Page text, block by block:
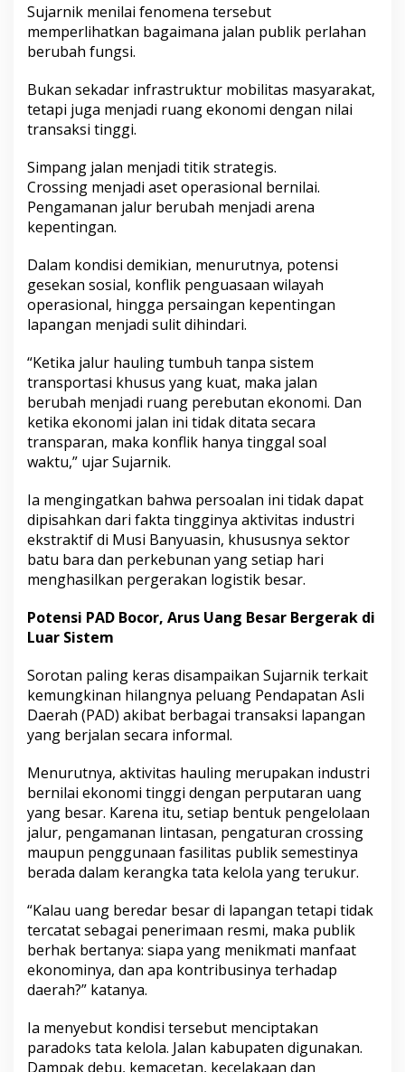
Sujarnik menilai fenomena tersebut
memperlihatkan bagaimana jalan publik perlahan
berubah fungsi.
Bukan sekadar infrastruktur mobilitas masyarakat,
tetapi juga menjadi ruang ekonomi dengan nilai
transaksi tinggi.
Simpang jalan menjadi titik strategis.
Crossing menjadi aset operasional bernilai.
Pengamanan jalur berubah menjadi arena
kepentingan.
Dalam kondisi demikian, menurutnya, potensi
gesekan sosial, konflik penguasaan wilayah
operasional, hingga persaingan kepentingan
lapangan menjadi sulit dihindari.
“Ketika jalur hauling tumbuh tanpa sistem
transportasi khusus yang kuat, maka jalan
berubah menjadi ruang perebutan ekonomi. Dan
ketika ekonomi jalan ini tidak ditata secara
transparan, maka konflik hanya tinggal soal
waktu,” ujar Sujarnik.
Ia mengingatkan bahwa persoalan ini tidak dapat
dipisahkan dari fakta tingginya aktivitas industri
ekstraktif di Musi Banyuasin, khususnya sektor
batu bara dan perkebunan yang setiap hari
menghasilkan pergerakan logistik besar.
Potensi PAD Bocor, Arus Uang Besar Bergerak di
Luar Sistem
Sorotan paling keras disampaikan Sujarnik terkait
kemungkinan hilangnya peluang Pendapatan Asli
Daerah (PAD) akibat berbagai transaksi lapangan
yang berjalan secara informal.
Menurutnya, aktivitas hauling merupakan industri
bernilai ekonomi tinggi dengan perputaran uang
yang besar. Karena itu, setiap bentuk pengelolaan
jalur, pengamanan lintasan, pengaturan crossing
maupun penggunaan fasilitas publik semestinya
berada dalam kerangka tata kelola yang terukur.
“Kalau uang beredar besar di lapangan tetapi tidak
tercatat sebagai penerimaan resmi, maka publik
berhak bertanya: siapa yang menikmati manfaat
ekonominya, dan apa kontribusinya terhadap
daerah?” katanya.
Ia menyebut kondisi tersebut menciptakan
paradoks tata kelola. Jalan kabupaten digunakan.
Dampak debu, kemacetan, kecelakaan dan